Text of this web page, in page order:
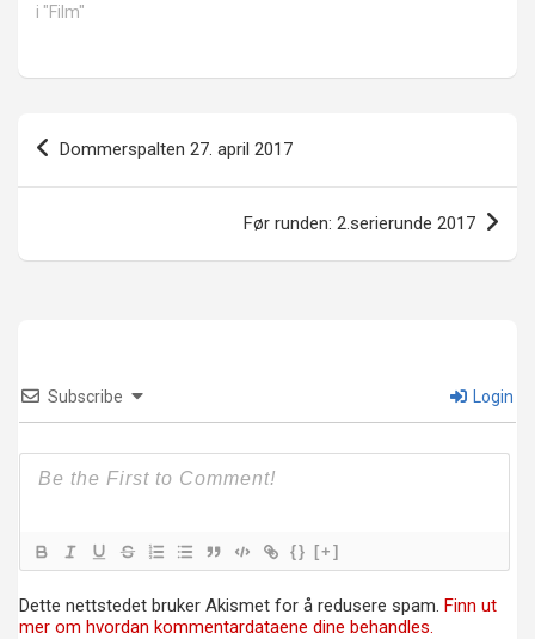
i "Film"
Innleggsnavigasjon
Dommerspalten 27. april 2017
Før runden: 2.serierunde 2017
Subscribe Login
{} [+]
Dette nettstedet bruker Akismet for å redusere spam. Finn ut
mer om hvordan kommentardataene dine behandles.